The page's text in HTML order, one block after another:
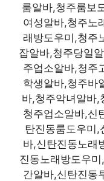
룸알바,청주룸보
여성알바,청주노
래방도우미,청주
잡알바,청주당일
주업소알바,청주
학생알바,청주바
바,청주악녀알바,
청주업소알바,신
탄진동룸도우미,
바,신탄진동노래
진동노래방도우
간알바,신탄진동